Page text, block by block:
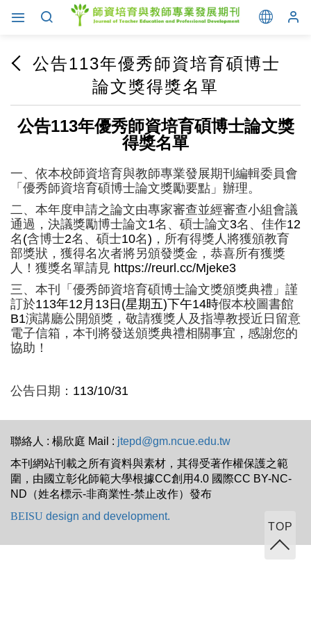
公告113年優秀師資培育碩博士
論文獎得獎名單
公告113年優秀師資培育碩博士論文獎
得獎名單
一、依本校師資培育與教師專業發展期刊編輯委員會
「優秀師資培育碩博士論文獎勵要點」辦理。
二、本年度申請之論文由專家審查並經審查小組會議
通過，決議獎勵博士論文1名、碩士論文3名、佳作12
名 (含博士2名、碩士10名) ，所有得獎人將獲頒教育
部獎狀，獲得名次者將另頒發獎金，恭喜所有獲獎
人！獲獎名單請見 https://reurl.cc/Mjeke3
三、本刊
「優秀師資培育碩博士論文獎頒獎典禮」 謹
訂於113年12月 13 日 (星期五)下午14時假本校圖書館
B1演講廳公開頒獎，敬請獲獎人及指導教授近日留意
電子信箱，本刊將發送頒獎典禮相關事宜，感謝您的
協助！
公告日期： 113/10/31
TOP
聯絡人 : 楊欣庭 Mail : jtepd@gm.ncue.edu.tw
本刊網站刊載之所有資料與素材，其得受著作權保護之範
圍，由國立彰化師範大學根據CC創用4.0 國際CC BY-NC-
ND（姓名標示-非商業性-禁止改作）發布
BEISU design and development.